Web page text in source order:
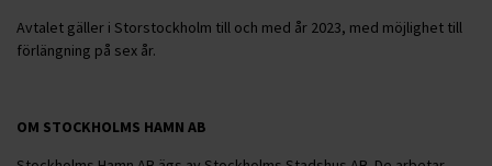
Avtalet gäller i Storstockholm till och med år 2023, med möjlighet till
förlängning på sex år.
OM STOCKHOLMS HAMN AB